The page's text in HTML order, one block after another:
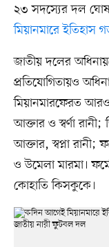
২৩ সদস্যের দল
মিয়ানমারে ইতিহাস
জাতীয় দলের
প্রতিযোগিতায়ও
মিয়ানমারফেরত
আক্তার ও স্বর্ণা
আক্তার, স্বপ্না রানী;
ও উমেলা মারমা।
কোহাতি কিসকুকে।